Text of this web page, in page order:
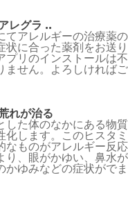
レグラ ..
てアレルギーの治療薬の
に合った薬剤をお送り
プリのインストールは不
ません。よろしければご
れが治る
した体のなかにある物質
化します。このヒスタミ
なものがアレルギー反応
り、眼がかゆい、鼻水が
かゆみなどの症状がでま